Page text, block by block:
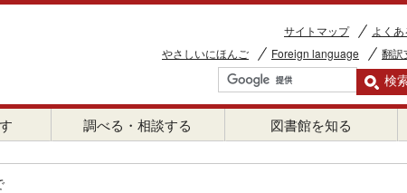
サイトマップ よく
やさしいにほんご
Foreign language 翻訳
調べる・相談する 図書館を知る